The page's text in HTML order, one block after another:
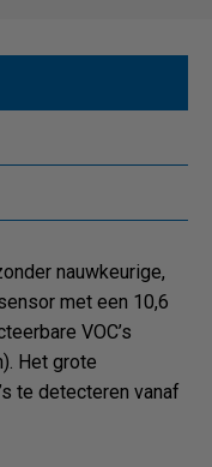
nauwkeurige,
met een 10,6
VOC’s
Het grote
te detecteren vanaf